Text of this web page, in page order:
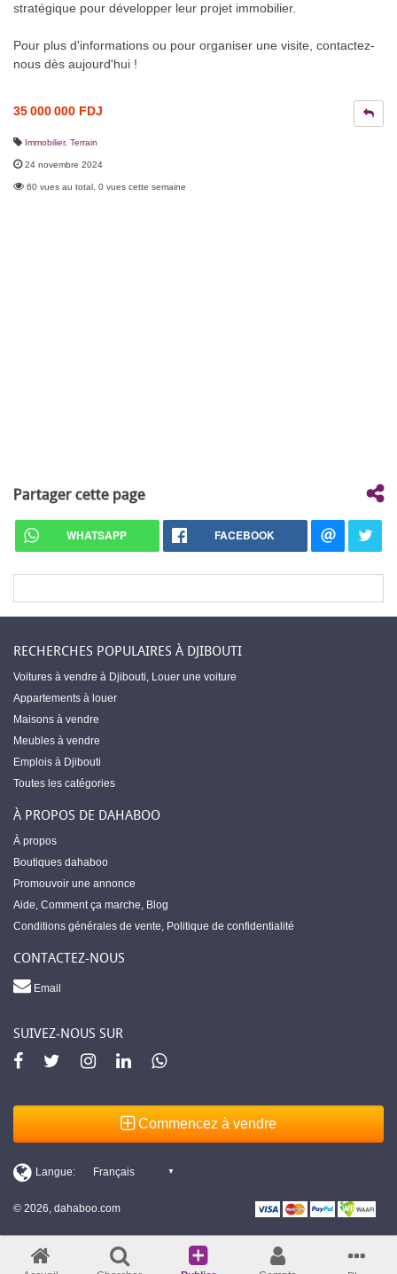
stratégique pour développer leur projet immobilier.
Pour plus d'informations ou pour organiser une visite, contactez-
nous dès aujourd'hui !
35 000 000 FDJ
Immobilier, Terrain
24 novembre 2024
60 vues au total, 0 vues cette semaine
Partager cette page
WHATSAPP FACEBOOK
RECHERCHES POPULAIRES À DJIBOUTI
Voitures à vendre à Djibouti, Louer une voiture
Appartements à louer
Maisons à vendre
Meubles à vendre
Emplois à Djibouti
Toutes les catégories
À PROPOS DE DAHABOO
À propos
Boutiques dahaboo
Promouvoir une annonce
Aide, Comment ça marche, Blog
Conditions générales de vente, Politique de confidentialité
CONTACTEZ-NOUS
Email
SUIVEZ-NOUS SUR
Commencez à vendre
© 2026, dahaboo.com